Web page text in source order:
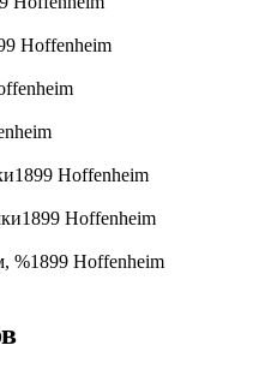
Hoffenheim
1899 Hoffenheim
1899 Hoffenheim
%1899 Hoffenheim